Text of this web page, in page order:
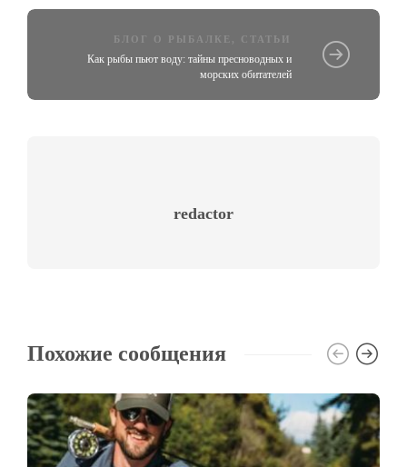
БЛОГ О РЫБАЛКЕ , СТАТЬИ
Как рыбы пьют воду: тайны пресноводных и
морских обитателей
redactor
Похожие сообщения